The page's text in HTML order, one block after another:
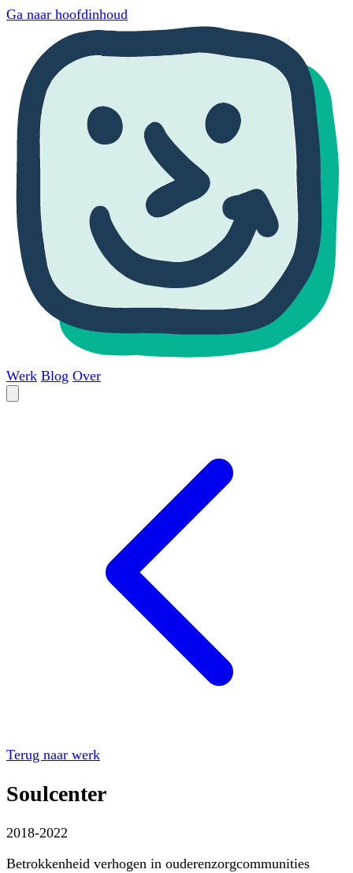
Ga naar hoofdinhoud
Werk Blog Over
Terug naar werk
Soulcenter
2018-2022
Betrokkenheid verhogen in ouderenzorgcommunities